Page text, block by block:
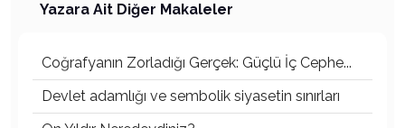
Yazara Ait Diğer Makaleler
Coğrafyanın Zorladığı Gerçek: Güçlü İç Cephe...
Devlet adamlığı ve sembolik siyasetin sınırları